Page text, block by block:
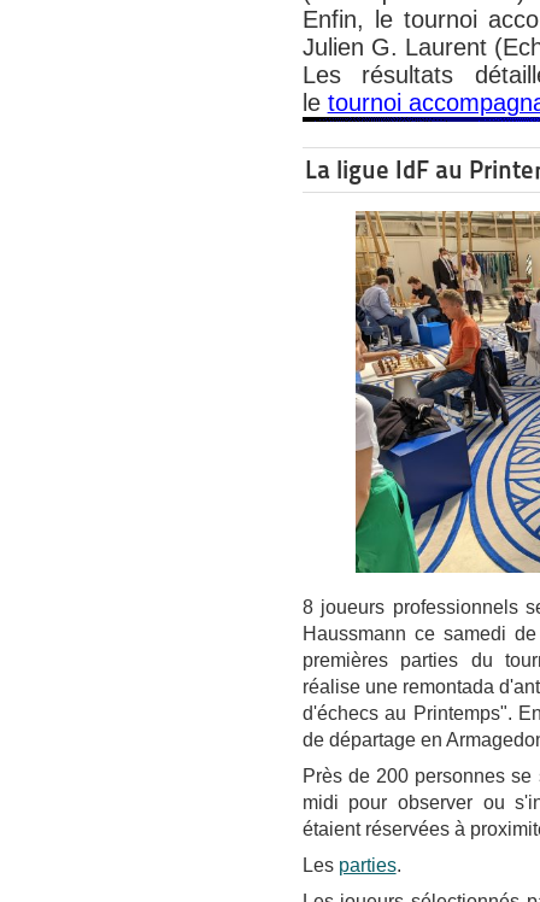
Enfin, le tournoi
Julien G. Laurent
Les résultats
le tournoi
La ligue IdF au
8 joueurs professionnels
Haussmann ce samedi
premières parties du
réalise une remontada
d'échecs au Printemps".
de départage en
Près de 200 personnes
midi pour observer ou
étaient réservées à
Les parties.